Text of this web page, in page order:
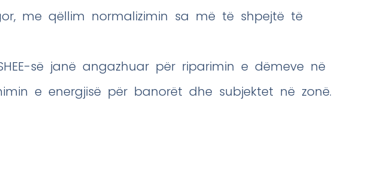
me qëllim normalizimin sa më të shpejtë të
së janë angazhuar për riparimin e dëmeve në
e energjisë për banorët dhe subjektet në zonë.